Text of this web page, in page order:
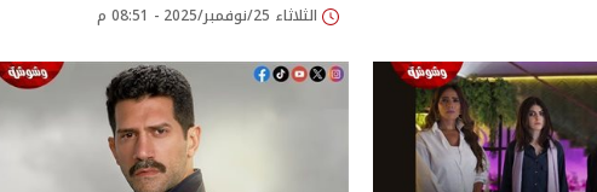
الثلاثاء 25/نوفمبر/2025 - 08:51 م